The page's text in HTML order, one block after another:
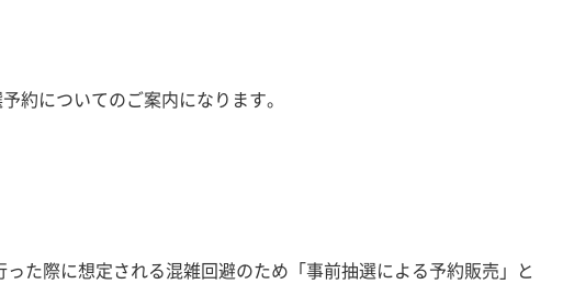
約についてのご案内になります。
た際に想定される混雑回避のため「事前抽選による予約販売」と